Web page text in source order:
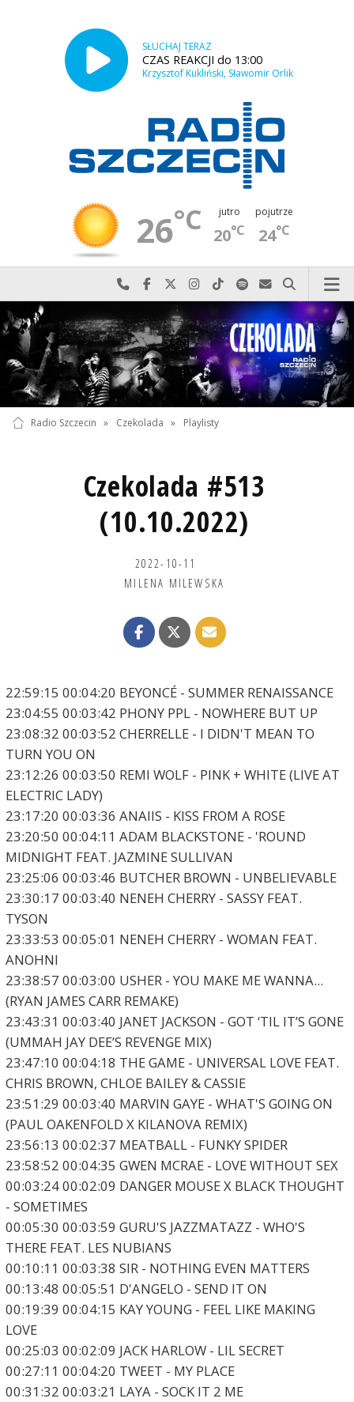
SŁUCHAJ TERAZ
CZAS REAKCJI do 13:00
Krzysztof Kukliński, Sławomir Orlik
26°C jutro
20°C
pojutrze
24°C
Najlepiej po prostu do nas zadzwoń
Odwiedź nas na Facebook-u
Odwiedź nas na X
Odwiedź nas na Instagram-ie
Odwiedź nas na TikTok-u
Szukaj nas na Spotify
Wyślij do nas
Szukaj
Radio Szczecin » Czekolada » Playlisty
Czekolada #513
(10.10.2022)
2022-10-11
MILENA MILEWSKA
22:59:15 00:04:20 BEYONCÉ - SUMMER RENAISSANCE
23:04:55 00:03:42 PHONY PPL - NOWHERE BUT UP
23:08:32 00:03:52 CHERRELLE - I DIDN'T MEAN TO
TURN YOU ON
23:12:26 00:03:50 REMI WOLF - PINK + WHITE (LIVE AT
ELECTRIC LADY)
23:17:20 00:03:36 ANAIIS - KISS FROM A ROSE
23:20:50 00:04:11 ADAM BLACKSTONE - 'ROUND
MIDNIGHT FEAT. JAZMINE SULLIVAN
23:25:06 00:03:46 BUTCHER BROWN - UNBELIEVABLE
23:30:17 00:03:40 NENEH CHERRY - SASSY FEAT.
TYSON
23:33:53 00:05:01 NENEH CHERRY - WOMAN FEAT.
ANOHNI
23:38:57 00:03:00 USHER - YOU MAKE ME WANNA...
(RYAN JAMES CARR REMAKE)
23:43:31 00:03:40 JANET JACKSON - GOT ‘TIL IT’S GONE
(UMMAH JAY DEE’S REVENGE MIX)
23:47:10 00:04:18 THE GAME - UNIVERSAL LOVE FEAT.
CHRIS BROWN, CHLOE BAILEY & CASSIE
23:51:29 00:03:40 MARVIN GAYE - WHAT'S GOING ON
(PAUL OAKENFOLD X KILANOVA REMIX)
23:56:13 00:02:37 MEATBALL - FUNKY SPIDER
23:58:52 00:04:35 GWEN MCRAE - LOVE WITHOUT SEX
00:03:24 00:02:09 DANGER MOUSE X BLACK THOUGHT
- SOMETIMES
00:05:30 00:03:59 GURU'S JAZZMATAZZ - WHO'S
THERE FEAT. LES NUBIANS
00:10:11 00:03:38 SIR - NOTHING EVEN MATTERS
00:13:48 00:05:51 D'ANGELO - SEND IT ON
00:19:39 00:04:15 KAY YOUNG - FEEL LIKE MAKING
LOVE
00:25:03 00:02:09 JACK HARLOW - LIL SECRET
00:27:11 00:04:20 TWEET - MY PLACE
00:31:32 00:03:21 LAYA - SOCK IT 2 ME